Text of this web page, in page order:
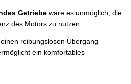
Getriebe wäre es unmöglich, die
des Motors zu nutzen.
reibungslosen Übergang
ein komfortables